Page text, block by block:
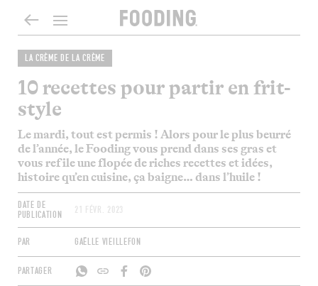
LA CRÈME DE LA CRÈME
10 recettes pour partir en frit-
style
Le mardi, tout est permis ! Alors pour le plus beurré
de l’année, le Fooding vous prend dans ses gras et
vous refile une flopée de riches recettes et idées,
histoire qu’en cuisine, ça baigne… dans l’huile !
DATE DE
PUBLICATION
21 FÉVR. 2023
PAR GAËLLE VIEILLEFON
PARTAGER